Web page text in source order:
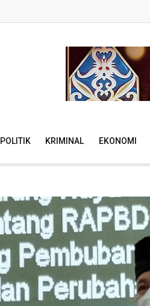
POLITIK KRIMINAL EKONOMI